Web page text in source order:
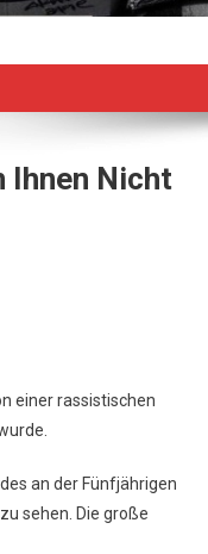
Ihnen Nicht
einer rassistischen
an der Fünfjährigen
sehen. Die große